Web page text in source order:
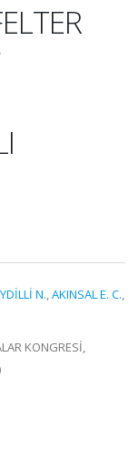
N.,AKINSAL E. C.,
KONGRESİ,